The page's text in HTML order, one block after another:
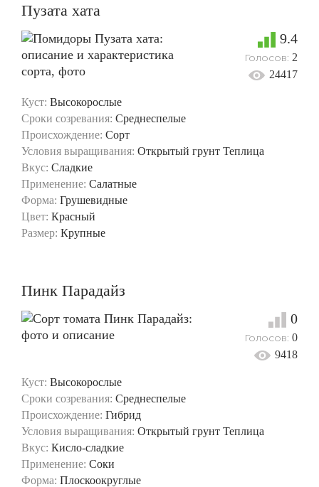
Пузата хата
Куст: Высокорослые
Сроки созревания: Среднеспелые
Происхождение: Сорт
Условия выращивания: Открытый грунт Теплица
Вкус: Сладкие
Применение: Салатные
Форма: Грушевидные
Цвет: Красный
Размер: Крупные
9.4
Голосов: 2
24417
Пинк Парадайз
Куст: Высокорослые
Сроки созревания: Среднеспелые
Происхождение: Гибрид
Условия выращивания: Открытый грунт Теплица
Вкус: Кисло-сладкие
Применение: Соки
Форма: Плоскоокруглые
0
Голосов: 0
9418